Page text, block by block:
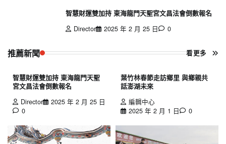
智慧財運雙加持 東海龍門天聖宮文昌法會倒數報名
Director
2025 年 2 月 25 日 0
推薦新聞 看更多
智慧財運雙加持 東海龍門天聖
宮文昌法會倒數報名
Director
2025 年 2 月 25 日
0
葉竹林春節走訪鄉里 與鄉親共
話澎湖未來
編輯中心
2025 年 2 月 1 日
0